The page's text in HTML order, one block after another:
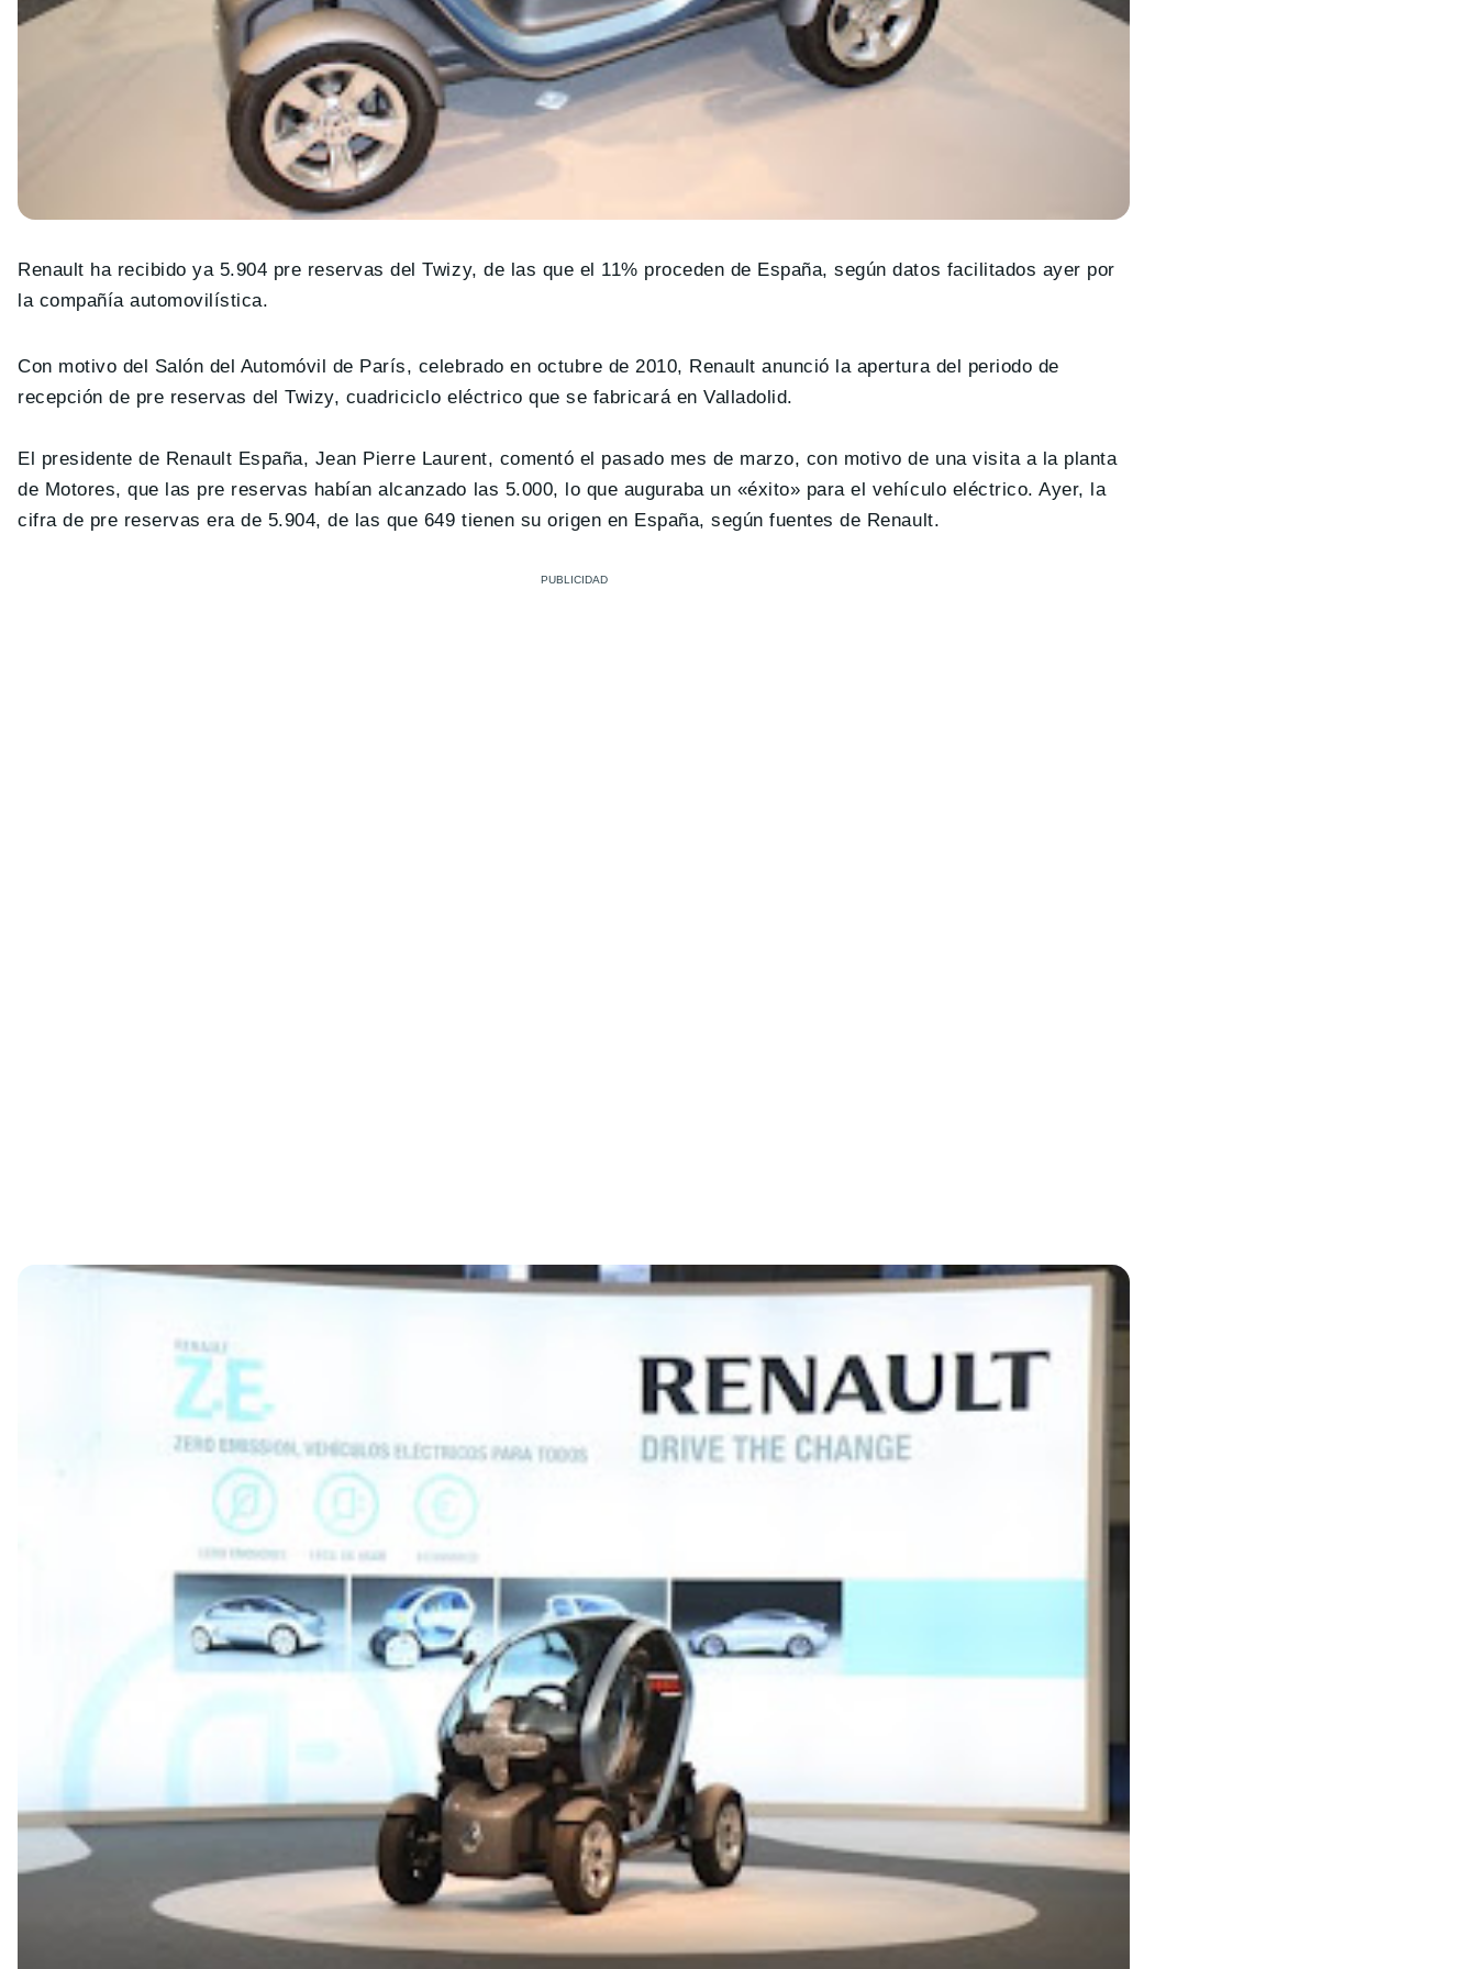
Renault ha recibido ya 5.904 pre reservas del Twizy, de las que el 11% proceden de España, según datos facilitados ayer por
la compañía automovilística.
Con motivo del Salón del Automóvil de París, celebrado en octubre de 2010, Renault anunció la apertura del periodo de
recepción de pre reservas del Twizy, cuadriciclo eléctrico que se fabricará en Valladolid.
El presidente de Renault España, Jean Pierre Laurent, comentó el pasado mes de marzo, con motivo de una visita a la planta
de Motores, que las pre reservas habían alcanzado las 5.000, lo que auguraba un «éxito» para el vehículo eléctrico. Ayer, la
cifra de pre reservas era de 5.904, de las que 649 tienen su origen en España, según fuentes de Renault.